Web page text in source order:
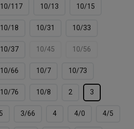
10/117 10/13 10/15
10/18 10/31 10/33
10/37 10/45 10/56
10/66 10/7 10/73
10/76 10/8 2 3
3/66 4 4/0 4/5